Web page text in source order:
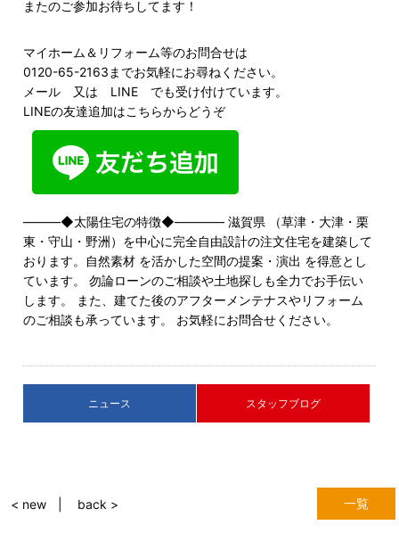
またのご参加お待ちしてます！
マイホーム＆リフォーム等のお問合せは
0120-65-2163までお気軽にお尋ねください。
メール 又は LINE でも受け付けています。
LINEの友達追加はこちらからどうぞ
―――◆太陽住宅の特徴◆―――― 滋賀県 （草津・大津・栗
東・守山・野洲）を中心に完全自由設計の注文住宅を建築して
おります。自然素材 を活かした空間の提案・演出 を得意とし
ています。 勿論ローンのご相談や土地探しも全力でお手伝い
します。 また、建てた後のアフターメンテナスやリフォーム
のご相談も承っています。 お気軽にお問合せください。
ニュース スタッフブログ
一覧
< new back >